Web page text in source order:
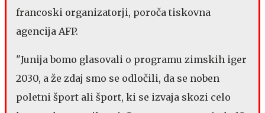
francoski organizatorji, poroča tiskovna
agencija AFP.
"Junija bomo glasovali o programu zimskih iger
2030, a že zdaj smo se odločili, da se noben
poletni šport ali šport, ki se izvaja skozi celo